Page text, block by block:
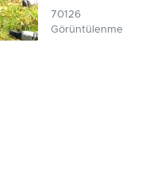
70126
Görüntülenme